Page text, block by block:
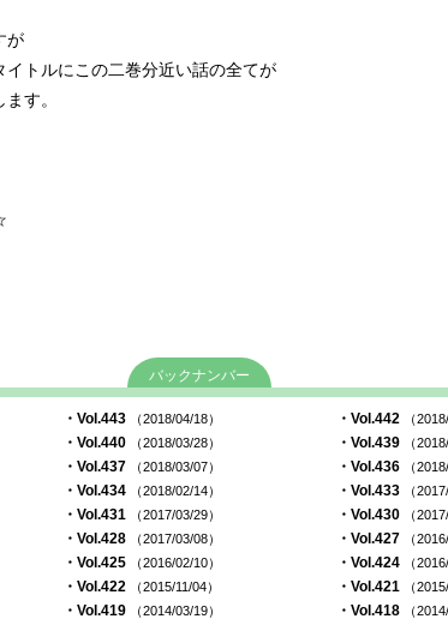
が
トルにこの二巻分近い話の全てが
す。
バックナンバー
・Vol.443 （2018/04/18） ・Vol.442 （
・Vol.440 （2018/03/28） ・Vol.439 （
・Vol.437 （2018/03/07） ・Vol.436 （
・Vol.434 （2018/02/14） ・Vol.433 （
・Vol.431 （2017/03/29） ・Vol.430 （
・Vol.428 （2017/03/08） ・Vol.427 （
・Vol.425 （2016/02/10） ・Vol.424 （
・Vol.422 （2015/11/04） ・Vol.421 （
・Vol.419 （2014/03/19） ・Vol.418 （